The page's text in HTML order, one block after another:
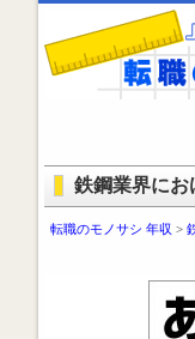
鉄鋼業界にお
転職のモノサシ 年収 >